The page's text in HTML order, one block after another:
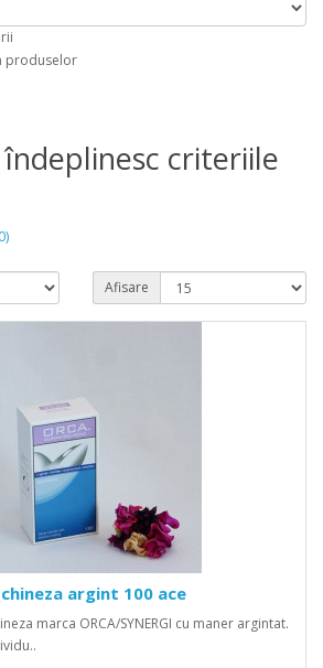
produselor
îndeplinesc criteriile
Afisare
argint 100 ace
marca ORCA/SYNERGI cu maner argintat.